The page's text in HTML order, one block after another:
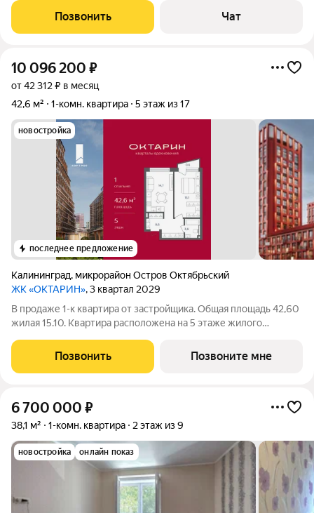
класса "Корона"! В пешей доступности находятся такие
достопримечательности города, как: -
Позвонить Чат
10 096 200 ₽
от 42 312 ₽ в месяц
42,6 м²
1-комн. квартира 5 этаж из 17
новостройка
последнее предложение
Калининград, микрорайон Остров Октябрьский
ЖК «ОКТАРИН», 3 квартал 2029
В продаже 1-к квартира от застройщика. Общая площадь 42,60
жилая 15.10. Квартира расположена на 5 этаже жилого
года. ОКТАРИН - масштабный жилой квартал площадью 7
гектаров, расположенный
Позвонить Позвоните мне
6 700 000 ₽
38,1 м² 1-комн. квартира 2 этаж из 9
новостройка онлайн показ